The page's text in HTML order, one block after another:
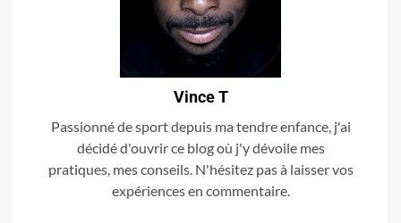
Vince T
Passionné de sport depuis ma tendre enfance, j'ai
décidé d'ouvrir ce blog où j'y dévoile mes
pratiques, mes conseils. N'hésitez pas à laisser vos
expériences en commentaire.